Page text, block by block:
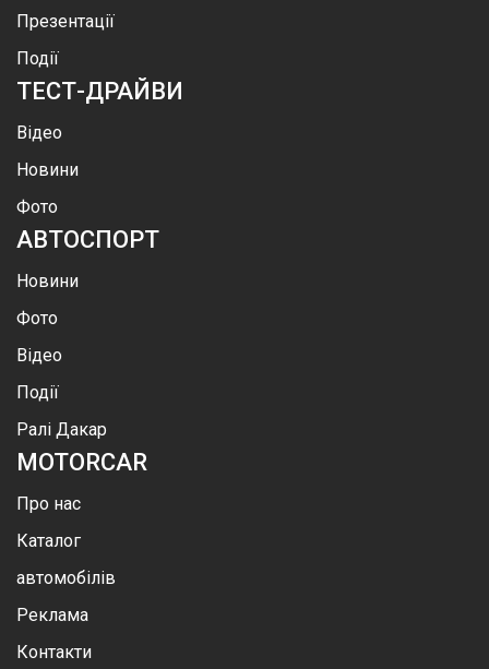
Презентації
Події
ТЕСТ-ДРАЙВИ
Відео
Новини
Фото
АВТОСПОРТ
Новини
Фото
Відео
Події
Ралі Дакар
MOTORCAR
Про нас
Каталог
автомобілів
Реклама
Контакти